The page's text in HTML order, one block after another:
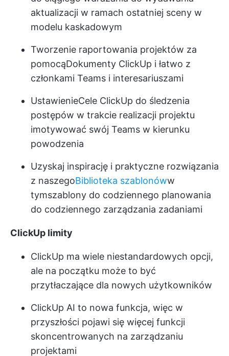
aktualizacji w ramach ostatniej sceny w
modelu kaskadowym
Tworzenie raportowania projektów za
pomocąDokumenty ClickUp i łatwo z
członkami Teams i interesariuszami
UstawienieCele ClickUp do śledzenia
postępów w trakcie realizacji projektu
imotywować swój Teams w kierunku
powodzenia
Uzyskaj inspirację i praktyczne rozwiązania
z naszegoBiblioteka szablonóww
tymszablony do codziennego planowania
do codziennego zarządzania zadaniami
ClickUp limity
ClickUp ma wiele niestandardowych opcji,
ale na początku może to być
przytłaczające dla nowych użytkowników
ClickUp AI to nowa funkcja, więc w
przyszłości pojawi się więcej funkcji
skoncentrowanych na zarządzaniu
projektami